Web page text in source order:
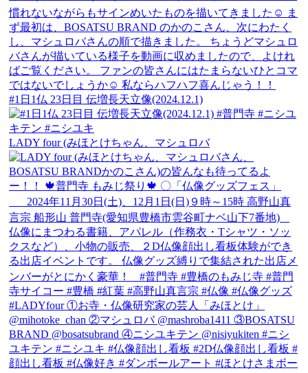
#1日1仏 23日目 伝増長天立像(2024.12.1)
LADY four (みほとけちゃん、マシュロバ